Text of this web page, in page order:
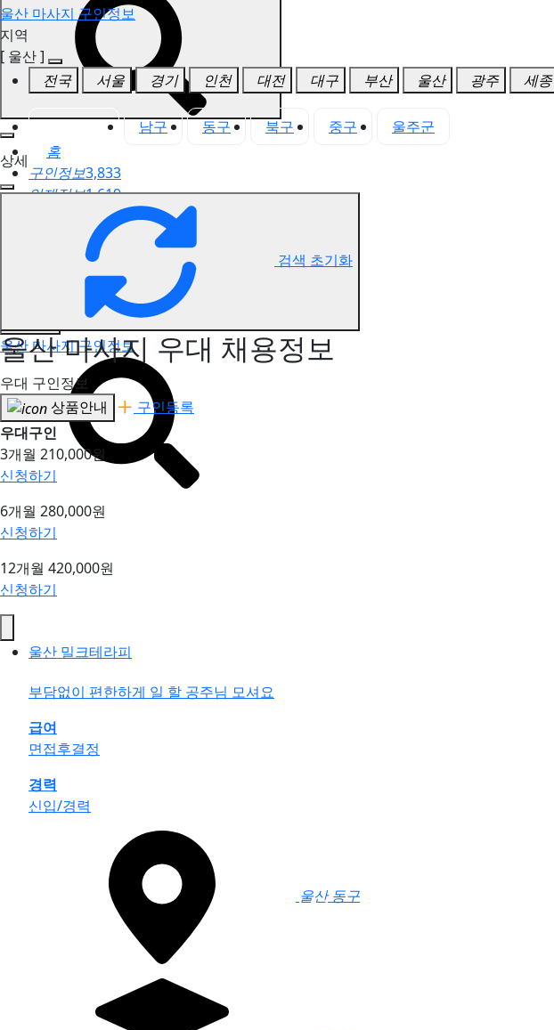
홈
구인정보3,833
인재정보1,619
고객센터
전국업체정보
마사지가이드
업체 서비스 관리
울산 마사지 구인정보
울산 마사지 구인정보
지역
[ 울산 ]
전국
서울 경기 인천 대전 대구 부산 울산 광주 세종
남구 동구 북구 중구
울주군
상세
검색 초기화
울산 마사지 우대 채용정보
우대 구인정보
상품안내
구인등록
우대구인
3개월 210,000원
신청하기
6개월 280,000원
신청하기
12개월 420,000원
신청하기
울산 밀크테라피
부담없이 편한하게 일 할 공주님 모셔요
급여
면접후결정
경력
신입/경력
울산 동구